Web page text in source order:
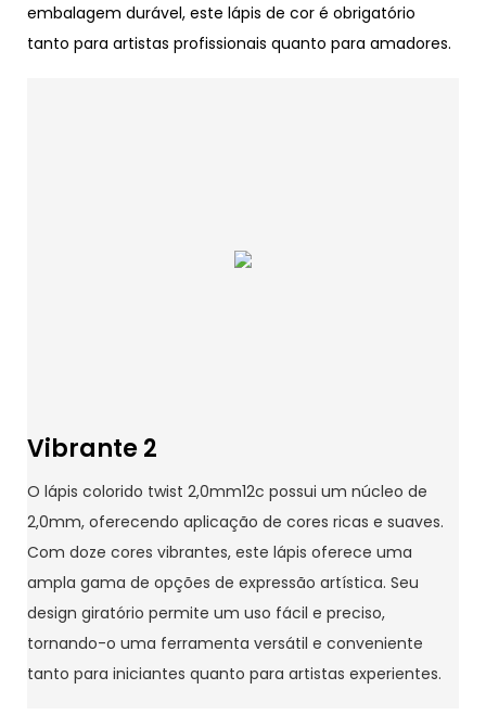
embalagem durável, este lápis de cor é obrigatório
tanto para artistas profissionais quanto para amadores.
Vibrante 2
O lápis colorido twist 2,0mm12c possui um núcleo de
2,0mm, oferecendo aplicação de cores ricas e suaves.
Com doze cores vibrantes, este lápis oferece uma
ampla gama de opções de expressão artística. Seu
design giratório permite um uso fácil e preciso,
tornando-o uma ferramenta versátil e conveniente
tanto para iniciantes quanto para artistas experientes.